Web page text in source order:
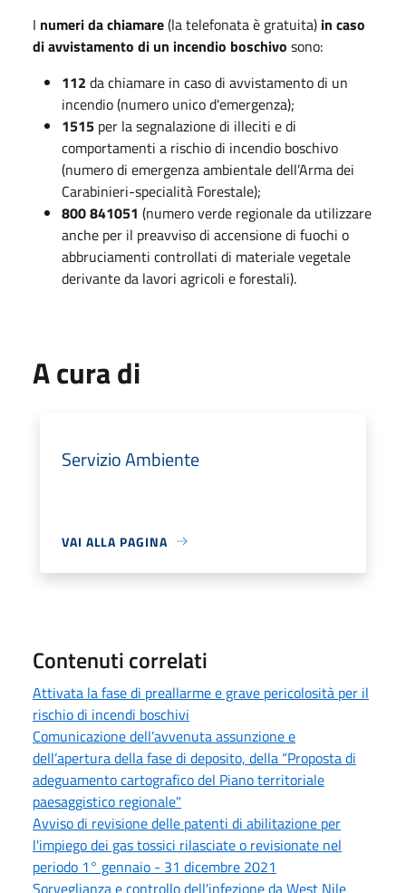
I numeri da chiamare(la telefonata è gratuita) in caso
di avvistamento di un incendio boschivo sono:
112 da chiamare in caso di avvistamento di un
incendio (numero unico d'emergenza);
1515 per la segnalazione di illeciti e di
comportamenti a rischio di incendio boschivo
(numero di emergenza ambientale dell’Arma dei
Carabinieri-specialità Forestale);
800 841051 (numero verde regionale da utilizzare
anche per il preavviso di accensione di fuochi o
abbruciamenti controllati di materiale vegetale
derivante da lavori agricoli e forestali).
A cura di
Servizio Ambiente
VAI ALLA PAGINA
Contenuti correlati
Attivata la fase di preallarme e grave pericolosità per il
rischio di incendi boschivi
Comunicazione dell’avvenuta assunzione e
dell’apertura della fase di deposito, della “Proposta di
adeguamento cartografico del Piano territoriale
paesaggistico regionale"
Avviso di revisione delle patenti di abilitazione per
l'impiego dei gas tossici rilasciate o revisionate nel
periodo 1° gennaio - 31 dicembre 2021
Sorveglianza e controllo dell'infezione da West Nile